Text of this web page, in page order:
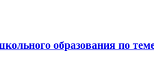
образования по